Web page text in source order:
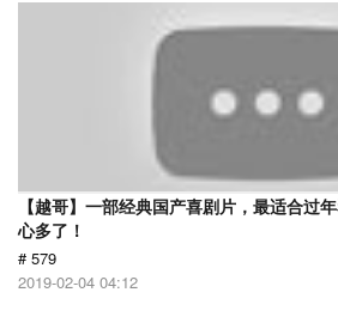
【越哥】一部经典国产喜剧片，最适合过
心多了！
# 579
2019-02-04 04:12